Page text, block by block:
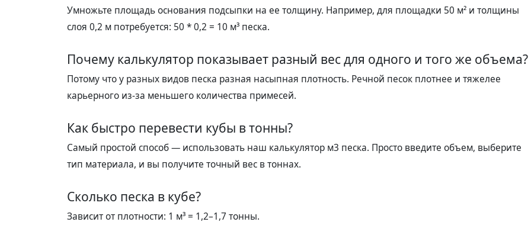
Умножьте площадь основания подсыпки на ее толщину. Например, для площадки 50 м² и толщины
слоя 0,2 м потребуется: 50 * 0,2 = 10 м³ песка.
Почему калькулятор показывает разный вес для одного и того же объема?
Потому что у разных видов песка разная насыпная плотность. Речной песок плотнее и тяжелее
карьерного из-за меньшего количества примесей.
Как быстро перевести кубы в тонны?
Самый простой способ — использовать наш калькулятор м3 песка. Просто введите объем, выберите
тип материала, и вы получите точный вес в тоннах.
Сколько песка в кубе?
Зависит от плотности: 1 м³ = 1,2–1,7 тонны.